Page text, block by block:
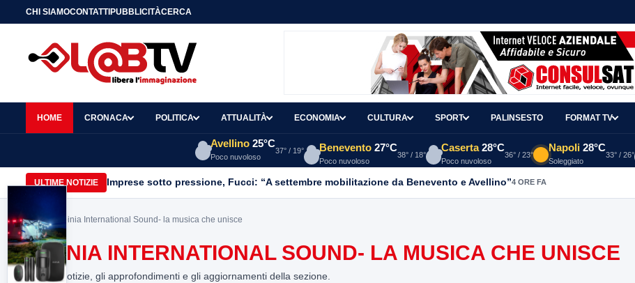
CHI SIAMOCONTATTIPUBBLICITÀCERCA
HOME CRONACA POLITICA ATTUALITÀ ECONOMIA CULTURA SPORT PALINSESTO FORMAT TV
Avellino 25°C
Poco nuvoloso
37° / 19° Benevento 27°C
Poco nuvoloso
38° / 18°
Caserta 28°C
Poco nuvoloso
36° / 23°
Napoli 28°C
Soleggiato
33° / 26°
ULTIME NOTIZIE Imprese sotto pressione, Fucci: “A settembre mobilitazione da Benevento e Avellino”4 ORE FA
Home> Irpinia International Sound- la musica che unisce
IRPINIA INTERNATIONAL SOUND- LA MUSICA CHE UNISCE
Tutte le notizie, gli approfondimenti e gli aggiornamenti della sezione.